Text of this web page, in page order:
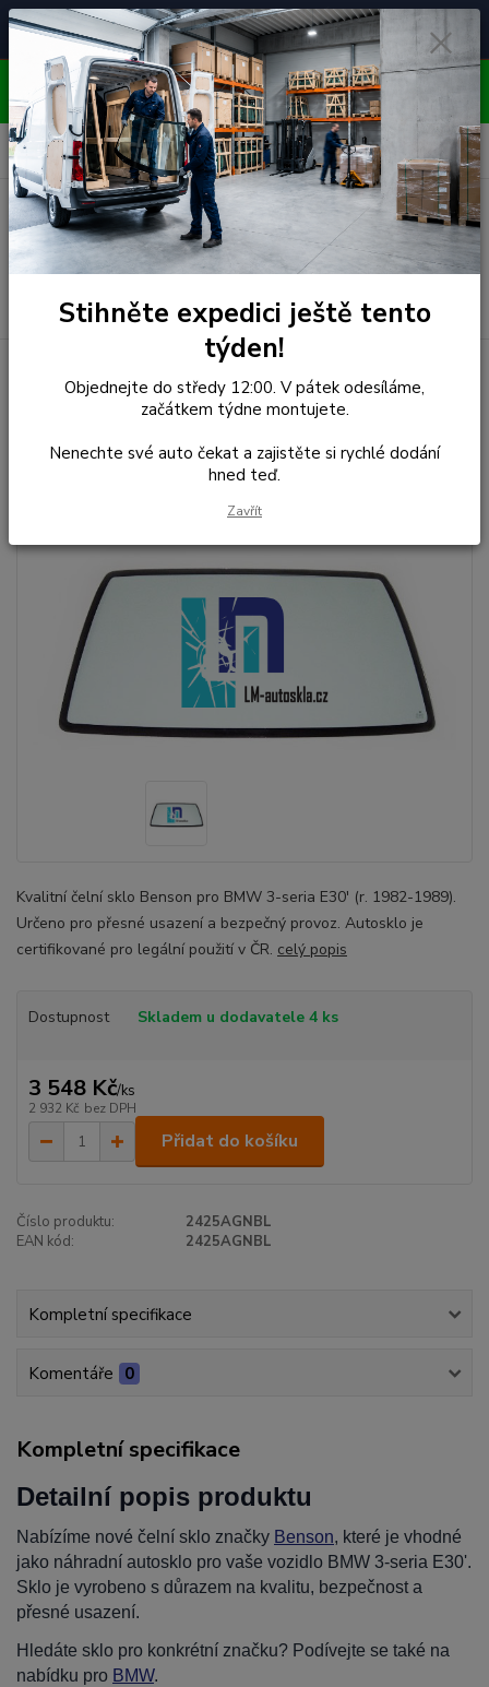
🚘
Čelní skla pro
unikátní vozy
📞
Poradenství
ZDARMA
⭐ 4.7/5 (50 recenzí)
OBJEDNÁVEJTE DO STŘEDY 12:00 - KAŽDÝ PÁTEK
EXPEDUJEME!!
Menu
Hledat
0 ks
za 0,00 Kč
Čelní Sklo - BMW 3-seria
E30' (r.1982-1989)
Kvalitní čelní sklo Benson pro BMW 3-seria E30' (r. 1982-1989).
Určeno pro přesné usazení a bezpečný provoz. Autosklo je
certifikované pro legální použití v ČR. celý popis
Dostupnost Skladem u dodavatele 4 ks
3 548 Kč/ks
2 932 Kč bez DPH
Přidat do košíku
Číslo produktu:
2425AGNBL
EAN kód:
2425AGNBL
Kompletní specifikace
Komentáře 0
Kompletní specifikace
Detailní popis produktu
Nabízíme nové čelní sklo značky Benson, které je vhodné
jako náhradní autosklo pro vaše vozidlo BMW 3-seria E30'.
Sklo je vyrobeno s důrazem na kvalitu, bezpečnost a
přesné usazení.
Hledáte sklo pro konkrétní značku? Podívejte se také na
nabídku pro BMW.
Stihněte expedici ještě tento
týden!
Objednejte do středy 12:00. V pátek odesíláme,
začátkem týdne montujete.
Nenechte své auto čekat a zajistěte si rychlé dodání
hned teď.
Zavřít